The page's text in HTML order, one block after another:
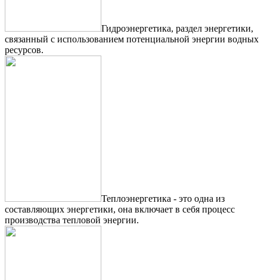
Гидроэнергетика, раздел энергетики,
связанный с использованием потенциальной энергии водных
ресурсов.
Теплоэнергетика - это одна из
составляющих энергетики, она включает в себя процесс
производства тепловой энергии.